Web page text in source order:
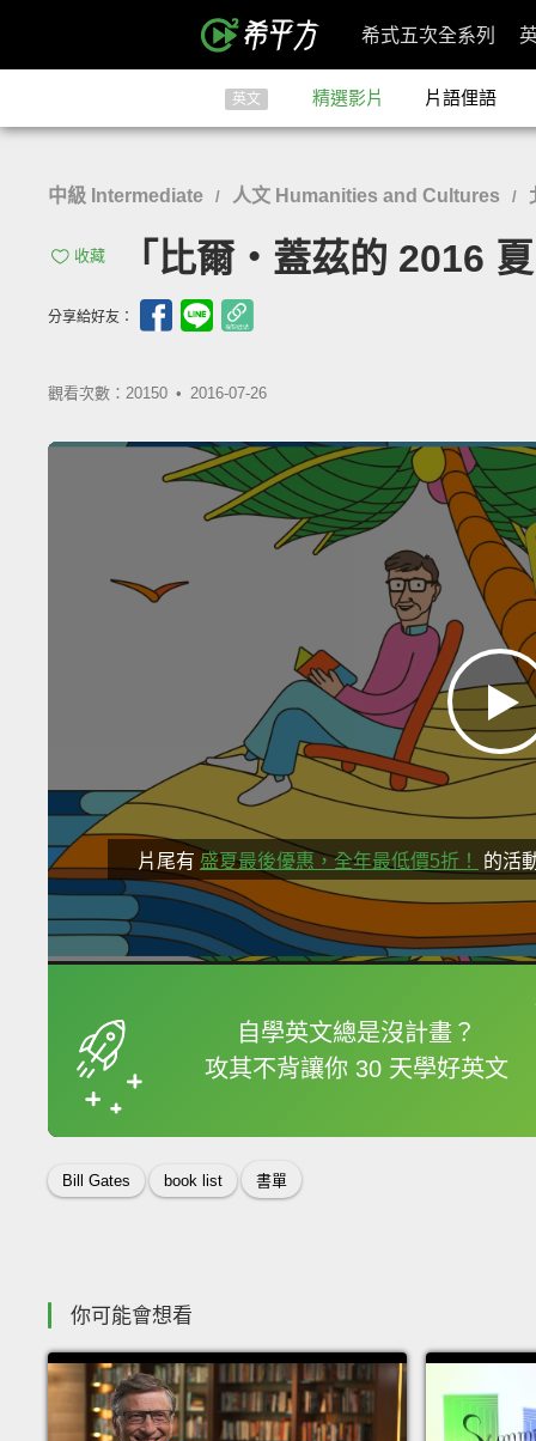
希式五次全系列
英文 精選影片 片語俚語
中級 Intermediate / 人文 Humanities and Cultures /
收藏 「比爾‧蓋茲的 2016
分享給好友：
觀看次數：20150 • 2016-07-26
片尾有 盛夏最後優惠，全年最低價5折！ 的活
自學英文總是沒計畫？
攻其不背讓你 30 天學好英文
框選或點兩下字幕可
Bill Gates book list 書單
你可能會想看